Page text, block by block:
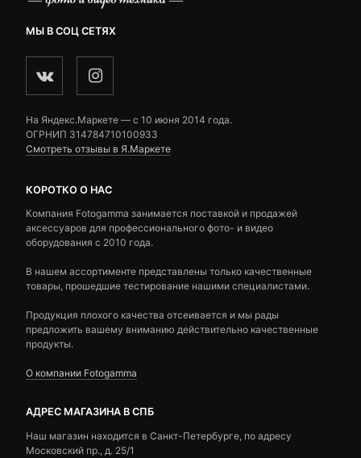
МЫ В СОЦ СЕТЯХ
На Яндекс.Маркете — c 10 июня 2014 года.
ОГРНИП 314784710100933
Смотреть отзывы в Я.Маркете
КОРОТКО О НАС
Компания Fotogamma занимается поставкой и продажей
аксессуаров для профессионального фото- и видео
оборудования с 2010 года.
В нашем ассортименте представлены только качественные
товары, прошедшие тестирование нашими специалистами.
Продукция плохого качества отсеивается и мы рады
предложить вашему вниманию действительно качественные
продукты.
О компании Fotogamma
АДРЕС МАГАЗИНА В СПБ
Наш магазин находится в Санкт-Петербурге, по адресу
Московский пр., д. 25/1